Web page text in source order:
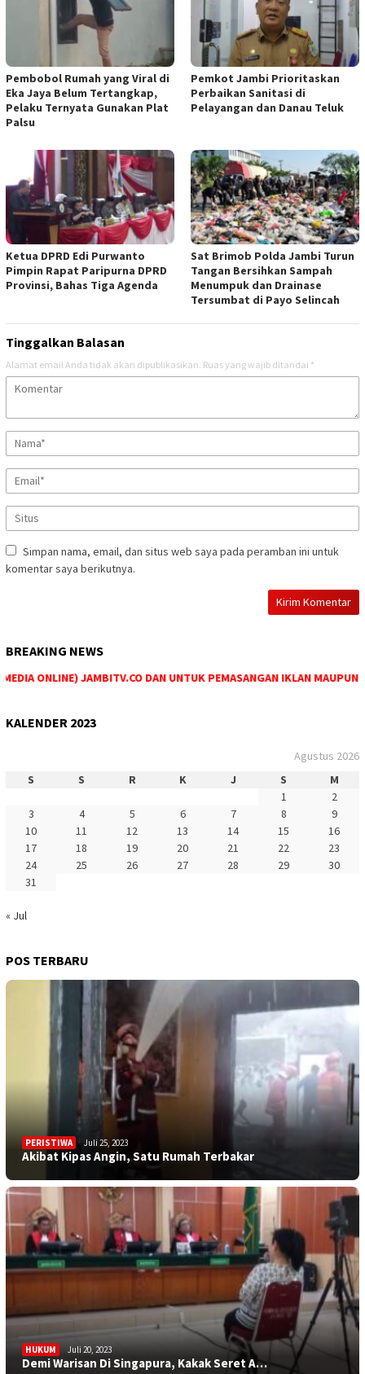
Pembobol Rumah yang Viral di
Eka Jaya Belum Tertangkap,
Pelaku Ternyata Gunakan Plat
Palsu
Pemkot Jambi Prioritaskan
Perbaikan Sanitasi di
Pelayangan dan Danau Teluk
Ketua DPRD Edi Purwanto
Pimpin Rapat Paripurna DPRD
Provinsi, Bahas Tiga Agenda
Sat Brimob Polda Jambi Turun
Tangan Bersihkan Sampah
Menumpuk dan Drainase
Tersumbat di Payo Selincah
Tinggalkan Balasan
Alamat email Anda tidak akan dipublikasikan. Ruas yang wajib ditandai *
Simpan nama, email, dan situs web saya pada peramban ini untuk
komentar saya berikutnya.
BREAKING NEWS
ONLINE) JAMBITV.CO DAN UNTUK PEMASANGAN IKLAN MAUPUN
KALENDER 2023
Agustus 2026
S
S R K J S
M
1
2
3
4 5 6 7 8
9
10
11 12 13 14 15
16
17
18 19 20 21 22
23
24
25 26 27 28 29
30
31
« Jul
POS TERBARU
PERISTIWA Juli 25, 2023
Akibat Kipas Angin, Satu Rumah Terbakar
HUKUM Juli 20, 2023
Demi Warisan Di Singapura, Kakak Seret A…